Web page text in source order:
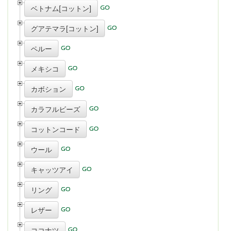
ベトナム[コットン]
グアテマラ[コットン]
ペルー
メキシコ
カボション
カラフルビーズ
コットンコード
ウール
キャッツアイ
リング
レザー